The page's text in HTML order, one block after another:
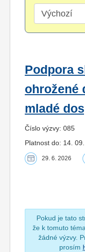
Podpora
ohrožené
mladé
Číslo výzvy: 085
Platnost do: 14.
29. 6. 2026
Pokud je tato
že k tomuto
žádné výzvy.
prosím